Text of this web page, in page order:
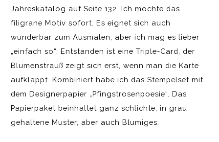
Jahreskatalog auf Seite 132. Ich mochte das
filigrane Motiv sofort. Es eignet sich auch
wunderbar zum Ausmalen, aber ich mag es lieber
„einfach so“. Entstanden ist eine Triple-Card, der
Blumenstrauß zeigt sich erst, wenn man die Karte
aufklappt. Kombiniert habe ich das Stempelset mit
dem Designerpapier „Pfingstrosenpoesie“. Das
Papierpaket beinhaltet ganz schlichte, in grau
gehaltene Muster, aber auch Blumiges.